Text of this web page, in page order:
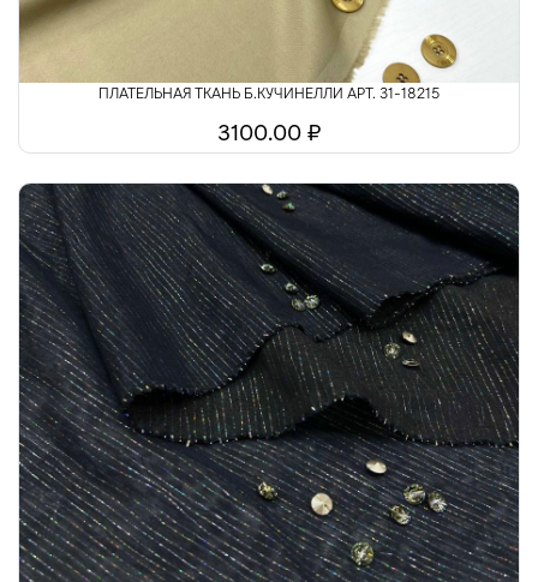
ПЛАТЕЛЬНАЯ ТКАНЬ Б.КУЧИНЕЛЛИ АРТ. 31-18215
3100.00 ₽